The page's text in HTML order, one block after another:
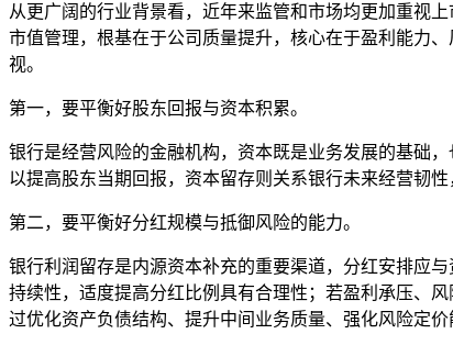
从更广阔的行业背景看，近年来监管和市场均更加重视
市值管理，根基在于公司质量提升，核心在于盈利能力
视。
第一，要平衡好股东回报与资本积累。
银行是经营风险的金融机构，资本既是业务发展的基础
以提高股东当期回报，资本留存则关系银行未来经营韧性
第二，要平衡好分红规模与抵御风险的能力。
银行利润留存是内源资本补充的重要渠道，分红安排应
持续性，适度提高分红比例具有合理性；若盈利承压、
过优化资产负债结构、提升中间业务质量、强化风险定价